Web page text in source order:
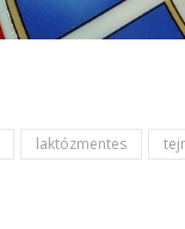
laktózmentes